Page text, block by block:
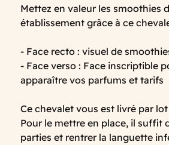
Mettez en valeur les smoothies
établissement grâce à ce
- Face recto : visuel de
- Face verso : Face inscriptible
apparaître vos parfums et tarifs
Ce chevalet vous est livré par lot
Pour le mettre en place, il suffit
parties et rentrer la languette